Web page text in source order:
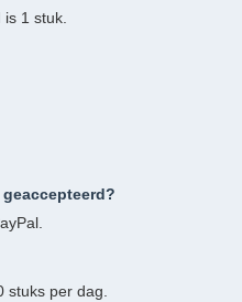
1 stuk.
stuks per dag.